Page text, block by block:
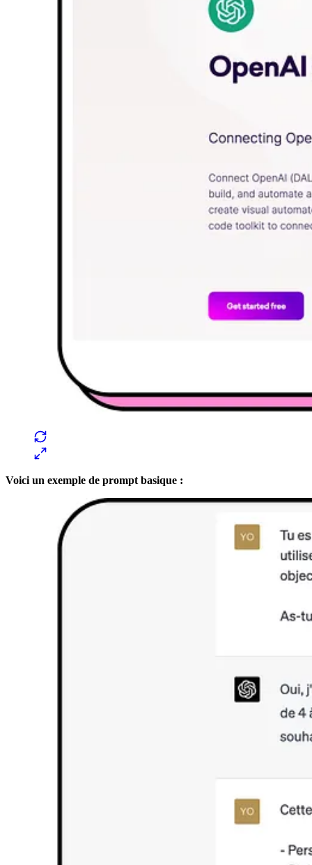
Voici un exemple de prompt basique :